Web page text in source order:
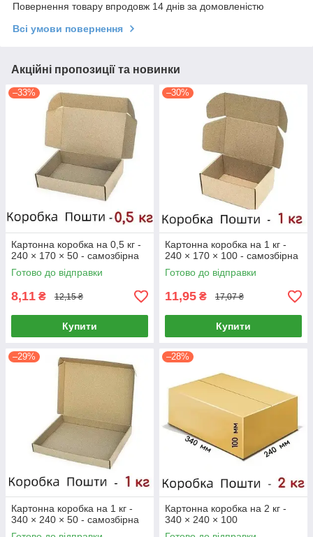
Повернення товару впродовж 14 днів за домовленістю
Всі умови повернення
Акційні пропозиції та новинки
–33%
Картонна коробка на 0,5 кг -
240 × 170 × 50 - самозбірна
Готово до відправки
8,11 ₴ 12,15 ₴
Купити
–30%
Картонна коробка на 1 кг -
240 × 170 × 100 - самозбірна
Готово до відправки
11,95 ₴ 17,07 ₴
Купити
–29%
Картонна коробка на 1 кг -
340 × 240 × 50 - самозбірна
–28%
Картонна коробка на 2 кг -
340 × 240 × 100